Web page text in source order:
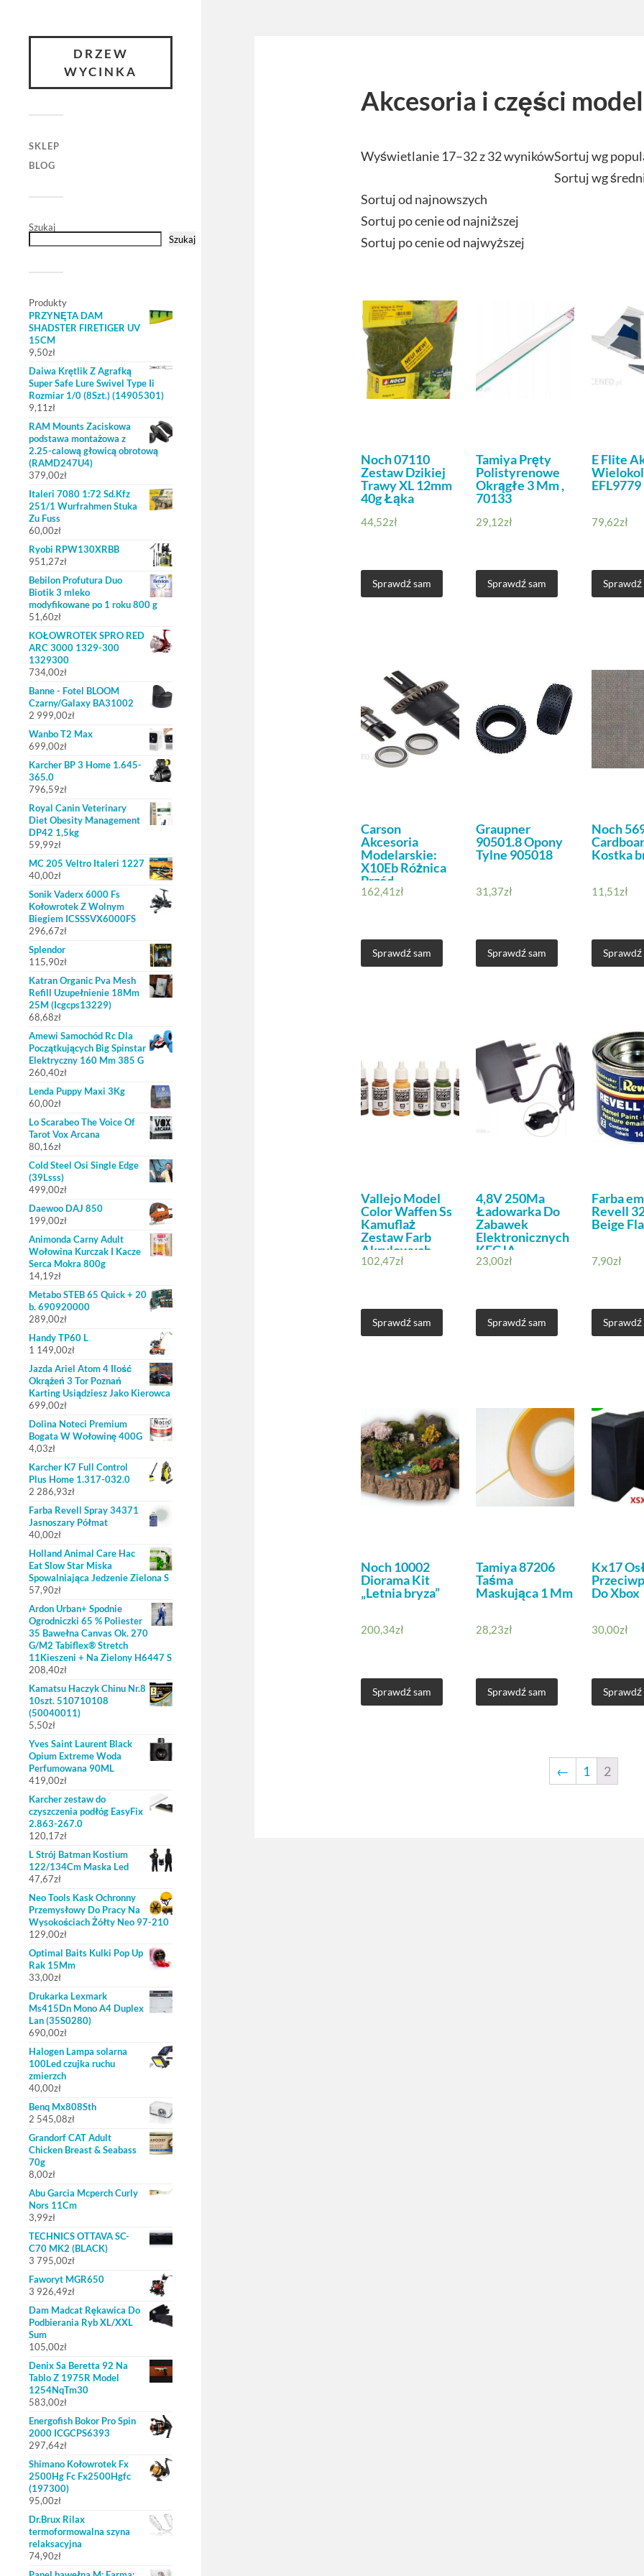
DRZEW
WYCINKA
SKLEP
BLOG
Szukaj
Szukaj
Produkty
PRZYNĘTA DAM
SHADSTER FIRETIGER UV
15CM
9,50zł
Daiwa Krętlik Z Agrafką
Super Safe Lure Swivel Type Ii
Rozmiar 1/0 (8Szt.) (14905301)
9,11zł
RAM Mounts Zaciskowa
podstawa montażowa z
2.25-calową głowicą obrotową
(RAMD247U4)
379,00zł
Italeri 7080 1:72 Sd.Kfz
251/1 Wurfrahmen Stuka
Zu Fuss
60,00zł
Ryobi RPW130XRBB
951,27zł
Bebilon Profutura Duo
Biotik 3 mleko
modyfikowane po 1 roku 800 g
51,60zł
KOŁOWROTEK SPRO RED
ARC 3000 1329-300
1329300
734,00zł
Banne - Fotel BLOOM
Czarny/Galaxy BA31002
2 999,00zł
Wanbo T2 Max
699,00zł
Karcher BP 3 Home 1.645-
365.0
796,59zł
Royal Canin Veterinary
Diet Obesity Management
DP42 1,5kg
59,99zł
MC 205 Veltro Italeri 1227
40,00zł
Sonik Vaderx 6000 Fs
Kołowrotek Z Wolnym
Biegiem ICSSSVX6000FS
296,67zł
Splendor
115,90zł
Katran Organic Pva Mesh
Refill Uzupełnienie 18Mm
25M (Icgcps13229)
68,68zł
Amewi Samochód Rc Dla
Początkujących Big Spinstar
Elektryczny 160 Mm 385 G
260,40zł
Lenda Puppy Maxi 3Kg
60,00zł
Lo Scarabeo The Voice Of
Tarot Vox Arcana
80,16zł
Cold Steel Osi Single Edge
(39Lsss)
499,00zł
Daewoo DAJ 850
199,00zł
Animonda Carny Adult
Wołowina Kurczak I Kacze
Serca Mokra 800g
14,19zł
Metabo STEB 65 Quick + 20
b. 690920000
289,00zł
Handy TP60 L
1 149,00zł
Jazda Ariel Atom 4 Ilość
Okrążeń 3 Tor Poznań
Karting Usiądziesz Jako Kierowca
699,00zł
Dolina Noteci Premium
Bogata W Wołowinę 400G
4,03zł
Karcher K7 Full Control
Plus Home 1.317-032.0
2 286,93zł
Farba Revell Spray 34371
Jasnoszary Półmat
40,00zł
Holland Animal Care Hac
Eat Slow Star Miska
Spowalniająca Jedzenie Zielona S
57,90zł
Ardon Urban+ Spodnie
Ogrodniczki 65 % Poliester
35 Bawełna Canvas Ok. 270
G/M2 Tabiflex® Stretch
11Kieszeni + Na Zielony H6447 S
208,40zł
Kamatsu Haczyk Chinu Nr.8
10szt. 510710108
(50040011)
5,50zł
Yves Saint Laurent Black
Opium Extreme Woda
Perfumowana 90ML
419,00zł
Karcher zestaw do
czyszczenia podłóg EasyFix
2.863-267.0
120,17zł
L Strój Batman Kostium
122/134Cm Maska Led
47,67zł
Neo Tools Kask Ochronny
Przemysłowy Do Pracy Na
Wysokościach Żółty Neo 97-210
129,00zł
Optimal Baits Kulki Pop Up
Rak 15Mm
33,00zł
Drukarka Lexmark
Ms415Dn Mono A4 Duplex
Lan (35S0280)
690,00zł
Halogen Lampa solarna
100Led czujka ruchu
zmierzch
40,00zł
Benq Mx808Sth
2 545,08zł
Grandorf CAT Adult
Chicken Breast & Seabass
70g
8,00zł
Abu Garcia Mcperch Curly
Nors 11Cm
3,99zł
TECHNICS OTTAVA SC-
C70 MK2 (BLACK)
3 795,00zł
Faworyt MGR650
3 926,49zł
Dam Madcat Rękawica Do
Podbierania Ryb XL/XXL
Sum
105,00zł
Denix Sa Beretta 92 Na
Tablo Z 1975R Model
1254NqTm30
583,00zł
Energofish Bokor Pro Spin
2000 ICGCPS6393
297,64zł
Shimano Kołowrotek Fx
2500Hg Fc Fx2500Hgfc
(197300)
95,00zł
Dr.Brux Rilax
termoformowalna szyna
relaksacyjna
74,90zł
Akcesoria i części
Wyświetlanie 17–32 z 32 wynikówSortuj wg
Sortuj wg
Sortuj od najnowszych
Sortuj po cenie od najniższej
Sortuj po cenie od najwyższej
Noch 07110
Zestaw Dzikiej
Trawy XL 12mm
40g Łąka
44,52zł
Sprawdź sam
Tamiya Pręty
Polistyrenowe
Okrągłe 3 Mm ,
70133
29,12zł
Sprawdź sam
E Flite
EFL9779
79,62zł
Sprawdź
Carson
Akcesoria
Modelarskie:
X10Eb Różnica
Przód
Kompletny
162,41zł
Sprawdź sam
Graupner
90501.8 Opony
Tylne 905018
31,37zł
Sprawdź sam
Noch
Kostka
11,51zł
Sprawdź
Vallejo Model
Color Waffen Ss
Kamuflaż
Zestaw Farb
Akrylowych
Różne Kolory
102,47zł
Sprawdź sam
4,8V 250Ma
Ładowarka Do
Zabawek
Elektronicznych
KECJA
23,00zł
Sprawdź sam
Farba
Revell
Beige
7,90zł
Sprawdź
Noch 10002
Diorama Kit
„Letnia bryza”
200,34zł
Sprawdź sam
Tamiya 87206
Taśma
Maskująca 1 Mm
28,23zł
Sprawdź sam
Kx17
Do Xbox
30,00zł
Sprawdź
← 1 2